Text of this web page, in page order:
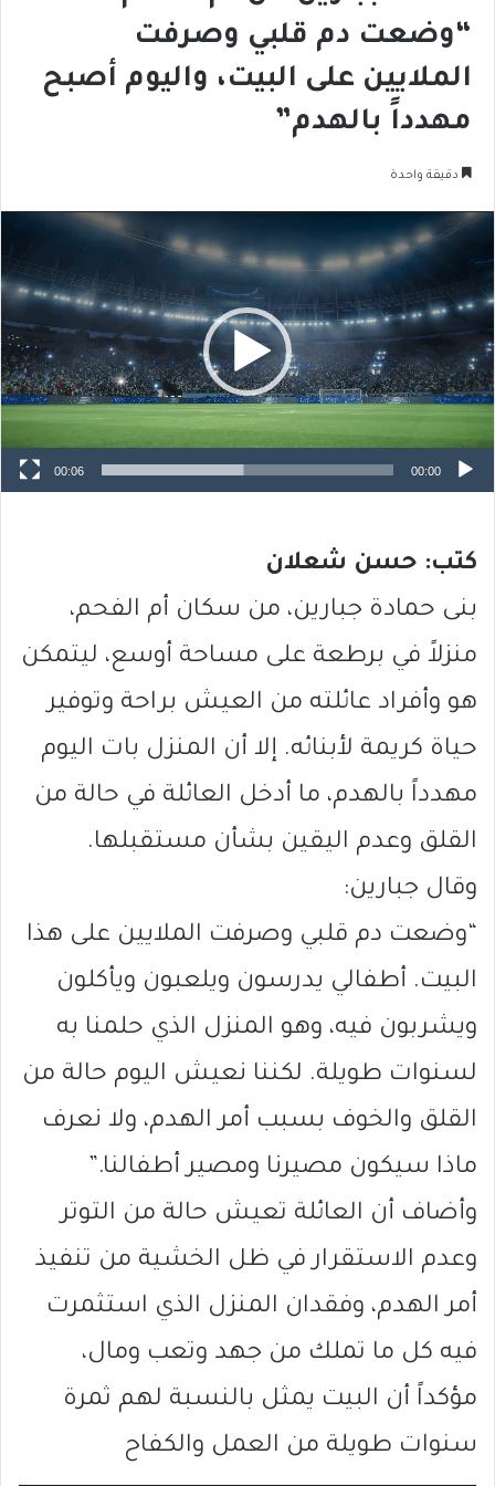
“وضعت دم قلبي وصرفت
الملايين على البيت، واليوم أصبح
مهدداً بالهدم”
دقيقة واحدة
مشغل
الفيديو
00:00
00:06
كتب: حسن شعلان
بنى حمادة جبارين، من سكان أم الفحم،
منزلاً في برطعة على مساحة أوسع، ليتمكن
هو وأفراد عائلته من العيش براحة وتوفير
حياة كريمة لأبنائه. إلا أن المنزل بات اليوم
مهدداً بالهدم، ما أدخل العائلة في حالة من
القلق وعدم اليقين بشأن مستقبلها.
وقال جبارين:
“وضعت دم قلبي وصرفت الملايين على هذا
البيت. أطفالي يدرسون ويلعبون ويأكلون
ويشربون فيه، وهو المنزل الذي حلمنا به
لسنوات طويلة. لكننا نعيش اليوم حالة من
القلق والخوف بسبب أمر الهدم، ولا نعرف
ماذا سيكون مصيرنا ومصير أطفالنا.”
وأضاف أن العائلة تعيش حالة من التوتر
وعدم الاستقرار في ظل الخشية من تنفيذ
أمر الهدم، وفقدان المنزل الذي استثمرت
فيه كل ما تملك من جهد وتعب ومال،
مؤكداً أن البيت يمثل بالنسبة لهم ثمرة
سنوات طويلة من العمل والكفاح